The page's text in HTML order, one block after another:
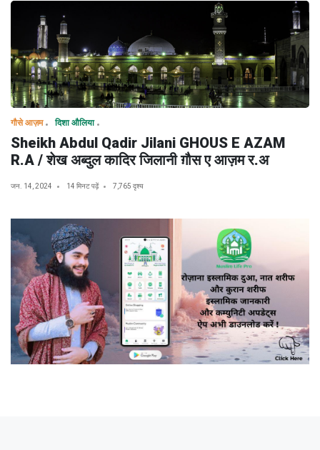
गौसे आज़म दिशा औलिया
Sheikh Abdul Qadir Jilani GHOUS E AZAM
R.A / शेख अब्दुल कादिर जिलानी ग़ौस ए आज़म र.अ
जन. 14, 2024 14 मिनट पढ़ें 7,765 दृश्य